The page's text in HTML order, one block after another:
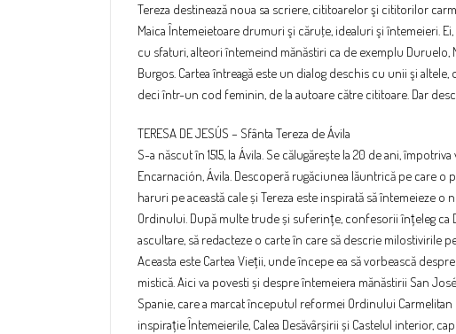
Tereza destinează noua sa scriere, cititoarelor şi cititorilor
Maica Întemeietoare drumuri şi căruţe, idealuri şi întemeieri.
cu sfaturi, alteori întemeind mănăstiri ca de exemplu Duruelo,
Burgos. Cartea întreagă este un dialog deschis cu unii şi
deci într-un cod feminin, de la autoare către cititoare. Dar
TERESA DE JESÚS – Sfânta Tereza de Ávila
S-a născut în 1515, la Ávila. Se călugărește la 20 de ani,
Encarnación, Ávila. Descoperă rugăciunea lăuntrică pe care
haruri pe această cale și Tereza este inspirată să întemeieze o
Ordinului. După multe trude și suferințe, confesorii înțeleg ca
ascultare, să redacteze o carte în care să descrie milostivirile
Aceasta este Cartea Vieții, unde începe ea să vorbească
mistică. Aici va povesti și despre întemeiera mănăstirii San
Spanie, care a marcat începutul reformei Ordinului
inspirație Întemeierile, Calea Desăvârșirii și Castelul interior,